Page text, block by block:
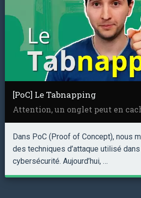
[PoC] Le Tabnapping
Attention, un onglet peut en
Dans PoC (Proof of Concept), nous
des techniques d’attaque utilisé
cybersécurité. Aujourd’hui, …